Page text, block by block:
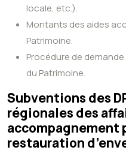
locale, etc.).
Montants des aides
Patrimoine.
Procédure de
du Patrimoine.
Subventions des
régionales des
accompagnement
restauration